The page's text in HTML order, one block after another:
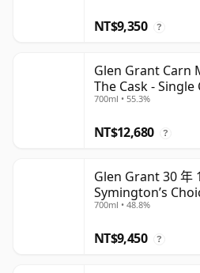
NT$9,350 ?
Glen Grant Carn
The Cask - Single
700ml • 55.3%
NT$12,680 ?
Glen Grant 30 年
Symington’s
700ml • 48.8%
NT$9,450 ?